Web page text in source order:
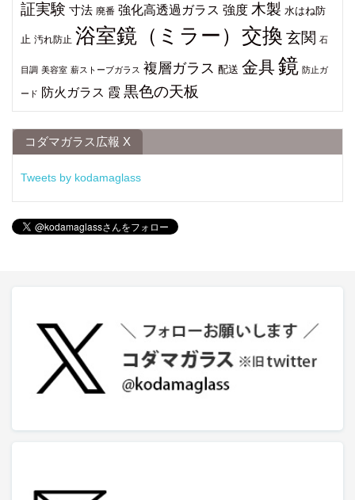
証実験 寸法 廃番 強化高透過ガラス 強度 木製 水はね防
止 汚れ防止 浴室鏡（ミラー）交換 玄関 石
目調 美容室 薪ストーブガラス 複層ガラス 配送 金具鏡 防止ガ
ード 防火ガラス 霞 黒色の天板
コダマガラス広報 X
Tweets by kodamaglass